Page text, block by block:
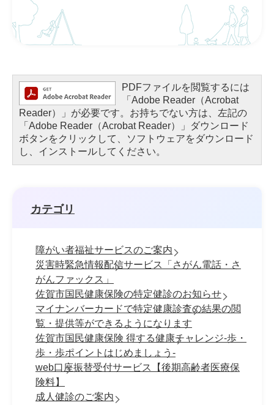
PDFファイルを閲覧するには
「Adobe Reader（Acrobat
Reader）」が必要です。お持ちでない方は、左記の
「Adobe Reader（Acrobat Reader）」ダウンロード
ボタンをクリックして、ソフトウェアをダウンロード
し、インストールしてください。
カテゴリ
障がい者福祉サービスのご案内
災害時緊急情報配信サービス「さがん電話・さ
がんファックス」
佐賀市国民健康保険の特定健診のお知らせ
マイナンバーカードで特定健康診査の結果の閲
覧・提供等ができるようになります
佐賀市国民健康保険 得する健康チャレンジ-歩・
歩・歩ポイントはじめましょう-
web口座振替受付サービス【後期高齢者医療保
険料】
成人健診のご案内